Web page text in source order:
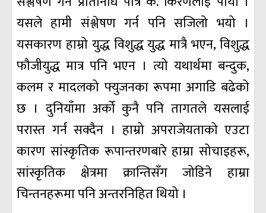
यसले हामी संश्लेषण गर्न पनि सजिलो भयो ।
यसकारण हाम्रो युद्ध विशुद्ध युद्ध मात्रै भएन, विशुद्ध
फौजीयुद्ध मात्र पनि भएन । त्यो यथार्थमा बन्दुक,
कलम र मादलको फ्युजनका रूपमा अगाडि बढेको
छ । दुनियाँमा अर्को कुनै पनि तागतले यसलाई
परास्त गर्न सक्दैन । हाम्रो अपराजेयताको एउटा
कारण सांस्कृतिक रूपान्तरणबारे हाम्रा सोचाइहरू,
सांस्कृतिक क्षेत्रमा क्रान्तिसँग जोडिने हाम्रा
चिन्तनहरूमा पनि अन्तरनिहित थियो ।